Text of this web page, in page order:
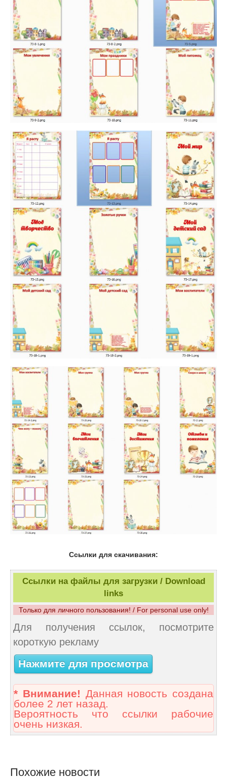
Ссылки для скачивания:
Ссылки на файлы для загрузки / Download
links
Только для личного пользования! / For personal use only!
Для получения ссылок, посмотрите
короткую рекламу
Нажмите для просмотра
* Внимание! Данная новость создана
более 2 лет назад.
Вероятность что ссылки рабочие
очень низкая.
Похожие новости